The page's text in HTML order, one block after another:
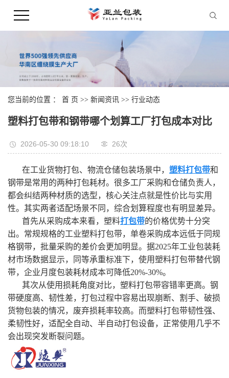
您当前的位置 ： 首 页 >> 新闻资讯 >> 行业动态
塑料打包带和钢带哪个划算工厂打包成本对比
2026-05-30 09:18:10 26次
在工业货物打包、物流仓储包装场景中， 塑料打包带和
钢带是常用的两种打包耗材。很多工厂采购和仓储负责人，
都会纠结两种材质的选型，核心关注点就是性价比与实用
性。其实两者适配场景不同，综合划算程度也有明显差异。
首先从采购成本来看，塑料打包带的价格优势十分突
出。常规规格的工业塑料打包带，单卷采购成本远低于同规
格钢带，批量采购的差价会更加明显。据2025年工业包装耗
材市场数据显示，同等承重标准下，使用塑料打包带替代钢
带，企业月度包装耗材成本可降低20%-30%。
其次从使用损耗角度对比，塑料打包带容错率更高。钢
带硬度高、韧性差，打包过程中容易出现崩断、割手、破损
货物包装的情况，废弃损耗率较高。而塑料打包带韧性强、
柔韧性好，适配全自动、半自动打包设备，正常使用几乎不
会出现突发断裂问题。